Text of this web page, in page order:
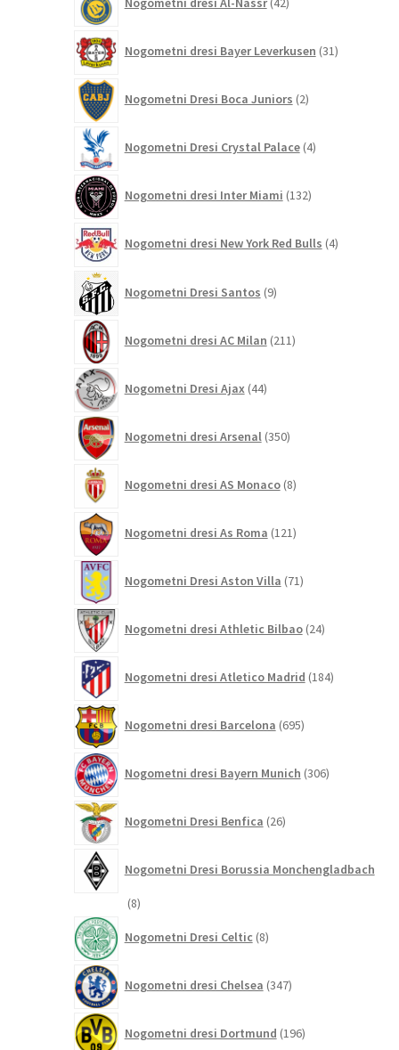
izdelkov
Nogometni dresi Bayer Leverkusen 31izdelkov
Nogometni Dresi Boca Juniors 2izdelka
Nogometni Dresi Crystal Palace 4izdelki
Nogometni dresi Inter Miami 132izdelkov
Nogometni dresi New York Red Bulls 4izdelki
Nogometni Dresi Santos 9izdelkov
Nogometni dresi AC Milan 211izdelkov
Nogometni Dresi Ajax 44izdelkov
Nogometni dresi Arsenal 350izdelkov
Nogometni dresi AS Monaco 8izdelkov
Nogometni dresi As Roma 121izdelkov
Nogometni Dresi Aston Villa 71izdelkov
Nogometni dresi Athletic Bilbao 24izdelkov
Nogometni dresi Atletico Madrid 184izdelkov
Nogometni dresi Barcelona 695izdelkov
Nogometni dresi Bayern Munich 306izdelkov
Nogometni Dresi Benfica 26izdelkov
Nogometni Dresi Borussia Monchengladbach
88
Nogometni Dresi Celtic 8izdelkov
Nogometni dresi Chelsea 347izdelkov
Nogometni dresi Dortmund 196izdelkov